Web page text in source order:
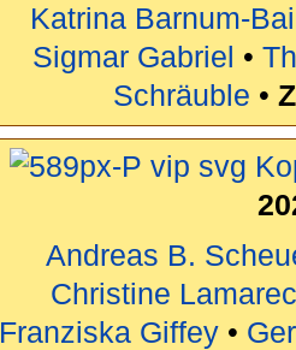
Katrina Barnum-
Sigmar Gabriel •
Schräuble •
Andreas B.
Christine
Franziska Giffey•